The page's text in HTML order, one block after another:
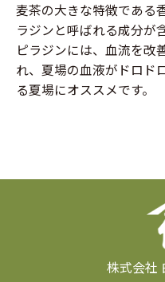
麦茶の大きな特徴である
ラジンと呼ばれる成分が
ピラジンには、血流を改
れ、夏場の血液がドロド
る夏場にオススメです。
株式会社